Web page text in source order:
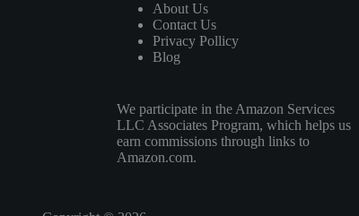
About Us
Contact Us
Privacy Pollicy
Blog
We participate in the Amazon Services
LLC Associates Program, which helps us
earn commissions through links to
Amazon.com.